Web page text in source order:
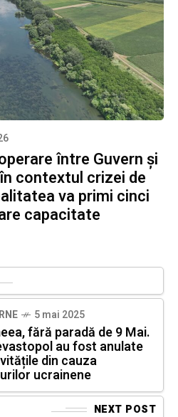
între Guvern și
contextul crizei de
va primi cinci
capacitate
5 mai 2025
fără paradă de 9 Mai.
au fost anulate
din cauza
ucrainene
NEXT POST